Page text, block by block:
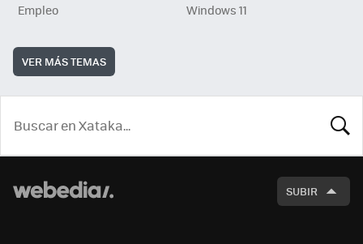
Empleo
Windows 11
VER MÁS TEMAS
SUBIR